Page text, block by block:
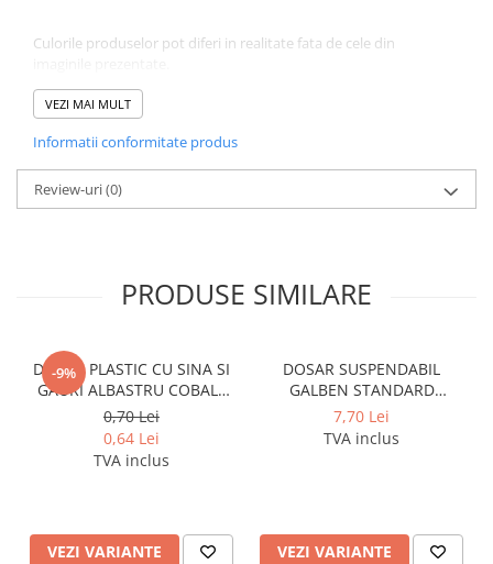
Culorile produselor pot diferi in realitate fata de cele din
* Pozele sunt cu titlu de prezentare.
VEZI MAI MULT
Informatii conformitate produs
Review-uri(0)
PRODUSE SIMILARE
-9%
DOSAR PLASTIC CU SINA SI
GAURI ALBASTRU COBALT
NOKI
0,70 Lei
0,64 Lei
TVA inclus
VEZI VARIANTE
DOSAR SUSPENDABIL
GALBEN STANDARD
PENDAFLEX ESSELTE
7,70 Lei
TVA inclus
VEZI VARIANTE